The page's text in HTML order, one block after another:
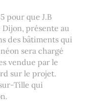
pour que J.B
présente au
des bâtiments qui
sera chargé
vendue par le
sur le projet.
Tille qui